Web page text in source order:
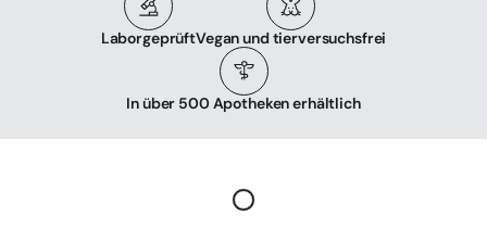
LaborgeprüftVegan und tierversuchsfrei
In über 500 Apotheken erhältlich